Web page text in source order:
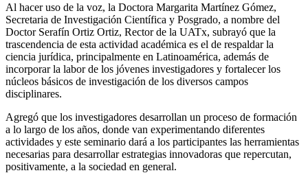
Al hacer uso de la voz, la Doctora Margarita Martínez Gómez,
Secretaria de Investigación Científica y Posgrado, a nombre del
Doctor Serafín Ortiz Ortiz, Rector de la UATx, subrayó que la
trascendencia de esta actividad académica es el de respaldar la
ciencia jurídica, principalmente en Latinoamérica, además de
incorporar la labor de los jóvenes investigadores y fortalecer los
núcleos básicos de investigación de los diversos campos
disciplinares.
Agregó que los investigadores desarrollan un proceso de formación
a lo largo de los años, donde van experimentando diferentes
actividades y este seminario dará a los participantes las herramientas
necesarias para desarrollar estrategias innovadoras que repercutan,
positivamente, a la sociedad en general.